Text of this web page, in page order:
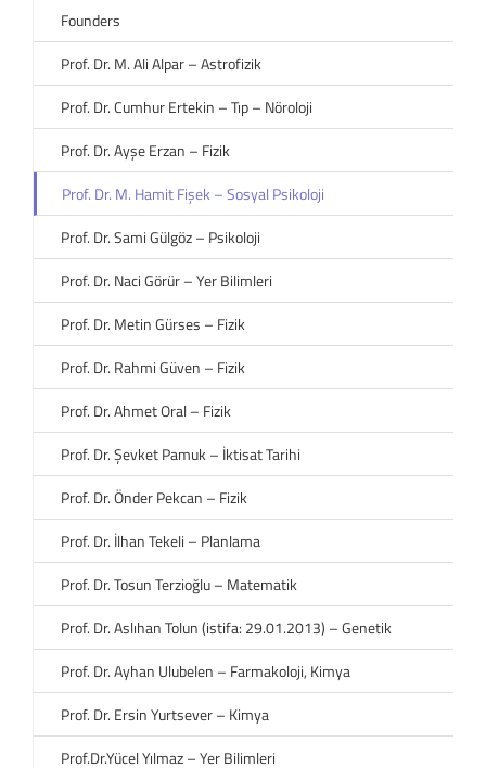
Founders
Prof. Dr. M. Ali Alpar – Astrofizik
Prof. Dr. Cumhur Ertekin – Tıp – Nöroloji
Prof. Dr. Ayşe Erzan – Fizik
Prof. Dr. M. Hamit Fişek – Sosyal Psikoloji
Prof. Dr. Sami Gülgöz – Psikoloji
Prof. Dr. Naci Görür – Yer Bilimleri
Prof. Dr. Metin Gürses – Fizik
Prof. Dr. Rahmi Güven – Fizik
Prof. Dr. Ahmet Oral – Fizik
Prof. Dr. Şevket Pamuk – İktisat Tarihi
Prof. Dr. Önder Pekcan – Fizik
Prof. Dr. İlhan Tekeli – Planlama
Prof. Dr. Tosun Terzioğlu – Matematik
Prof. Dr. Aslıhan Tolun (istifa: 29.01.2013) – Genetik
Prof. Dr. Ayhan Ulubelen – Farmakoloji, Kimya
Prof. Dr. Ersin Yurtsever – Kimya
Prof.Dr.Yücel Yılmaz – Yer Bilimleri